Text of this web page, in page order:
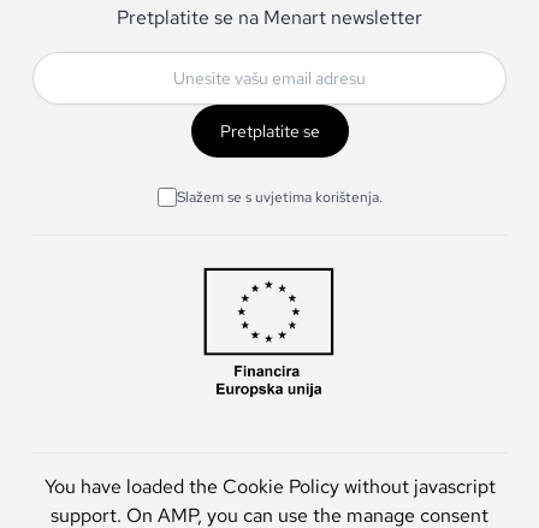
Pretplatite se na Menart newsletter
Pretplatite se
Slažem se s uvjetima korištenja.
You have loaded the Cookie Policy without javascript
support. On AMP, you can use the manage consent